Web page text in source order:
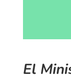
El